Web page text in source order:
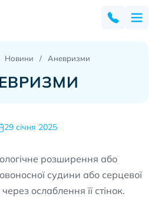
Новини Аневризми
29 січня 2025
розширення або
судини або серцевої
ослаблення її стінок.